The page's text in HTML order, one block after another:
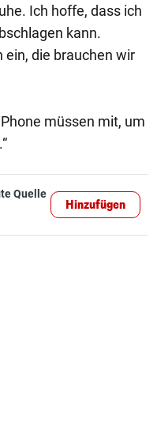
Ich hoffe, dass ich
kann.
ein, die brauchen wir
müssen mit, um
Quelle
Hinzufügen